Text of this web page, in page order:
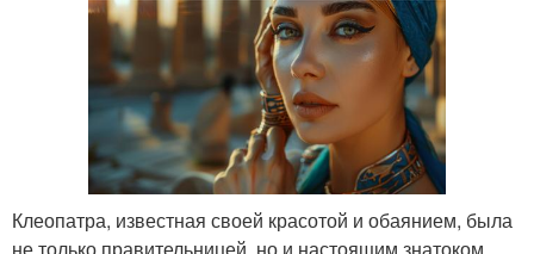
Клеопатра, известная своей красотой и обаянием, была